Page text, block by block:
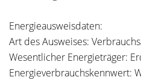
Energieausweisdaten:
Art des Ausweises:
Wesentlicher Energieträger:
Energieverbrauchskennwert: